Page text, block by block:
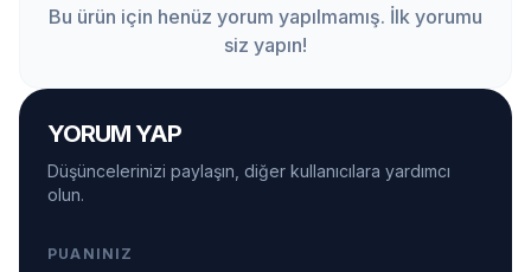
Bu ürün için henüz yorum yapılmamış. İlk yorumu
siz yapın!
YORUM YAP
Düşüncelerinizi paylaşın, diğer kullanıcılara yardımcı
olun.
PUANINIZ